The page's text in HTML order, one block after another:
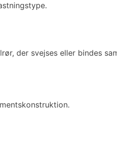
der svejses eller bindes